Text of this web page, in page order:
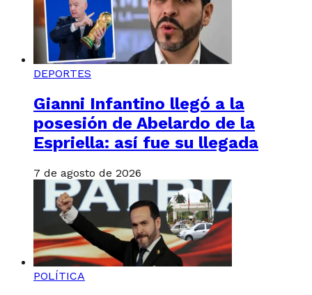
DEPORTES
Gianni Infantino llegó a la
posesión de Abelardo de la
Espriella: así fue su llegada
7 de agosto de 2026
POLÍTICA